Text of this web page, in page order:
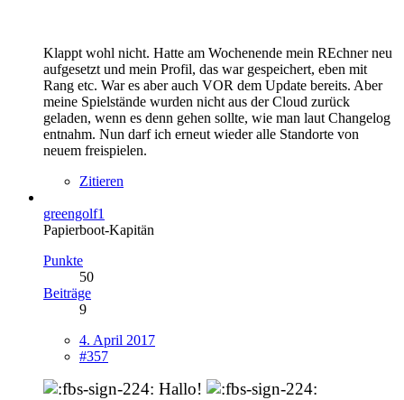
Klappt wohl nicht. Hatte am Wochenende mein REchner neu
aufgesetzt und mein Profil, das war gespeichert, eben mit
Rang etc. War es aber auch VOR dem Update bereits. Aber
meine Spielstände wurden nicht aus der Cloud zurück
geladen, wenn es denn gehen sollte, wie man laut Changelog
entnahm. Nun darf ich erneut wieder alle Standorte von
neuem freispielen.
Zitieren
greengolf1
Papierboot-Kapitän
Punkte
50
Beiträge
9
4. April 2017
#357
Hallo!